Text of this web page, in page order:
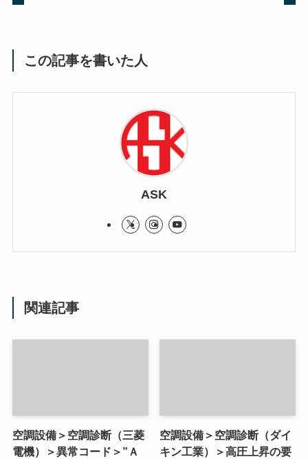
この記事を書いた人
ASK
関連記事
空調設備＞空調診断（三菱
電機）＞異常コード＞”Ａ
空調設備＞空調診断（ダイ
キン工業）＞高圧上昇の要